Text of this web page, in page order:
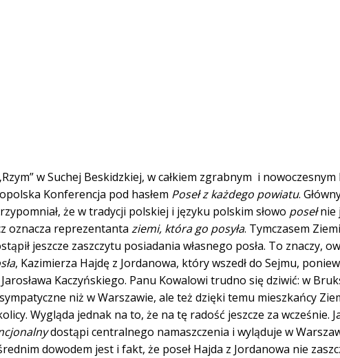
w Suchej Beskidzkiej, w całkiem zgrabnym i
Konferencja pod hasłem Poseł z każdego powiatu.
że w tradycji polskiej i języku polskim słowo posełnie
oznacza reprezentanta ziemi, która go posyła. Tymczasem
jeszcze zaszczytu posiadania własnego posła. To znaczy,
, Kazimierza Hajdę z Jordanowa, który wszedł do Sejmu,
Kaczyńskiego. Panu Kowalowi trudno się dziwić: w
niż w Warszawie, ale też dzięki temu mieszkańcy
Wygląda jednak na to, że na tę radość jeszcze za wcześnie.
dostąpi centralnego namaszczenia i wyląduje w
dowodem jest i fakt, że poseł Hajda z Jordanowa nie